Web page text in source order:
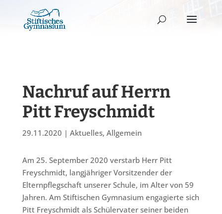
Nachruf auf Herrn
Pitt Freyschmidt
29.11.2020 | Aktuelles, Allgemein
Am 25. September 2020 verstarb Herr Pitt
Freyschmidt, langjähriger Vorsitzender der
Elternpflegschaft unserer Schule, im Alter von 59
Jahren. Am Stiftischen Gymnasium engagierte sich
Pitt Freyschmidt als Schülervater seiner beiden